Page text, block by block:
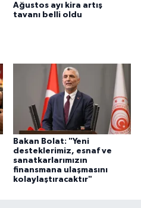
Ağustos ayı kira artış
tavanı belli oldu
Bakan Bolat: "Yeni
desteklerimiz, esnaf ve
sanatkarlarımızın
finansmana ulaşmasını
kolaylaştıracaktır"